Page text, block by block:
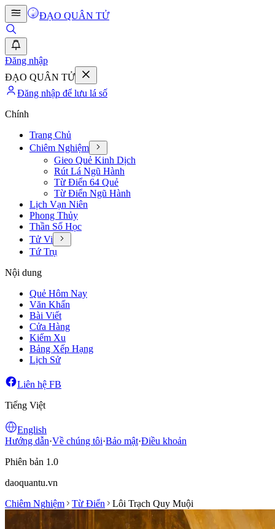
ĐẠO QUÂN TỬ
Đăng nhập
ĐẠO QUÂN TỬ
Đăng nhập để lưu lá số
Chính
Trang Chủ
Chiêm Nghiệm
Gieo Quẻ Kinh Dịch
Rút Lá Ngũ Hành
Từ Điển 64 Quẻ
Từ Điển Ngũ Hành
Lịch Vạn Niên
Phong Thủy
Thần Số Học
Tử Vi
Tứ Trụ
Nội dung
Quẻ Hôm Nay
Văn Khấn
Bài Viết
Cửa Hàng
Kiếm Xu
Bảng Xếp Hạng
Lịch Sử
Liên hệ FB
Tiếng Việt
English
Hướng dẫn·Về chúng tôi·Bảo mật·Điều khoản
Phiên bản 1.0
daoquantu.vn
Chiêm Nghiệm
Từ Điển Lôi Trạch Quy Muội